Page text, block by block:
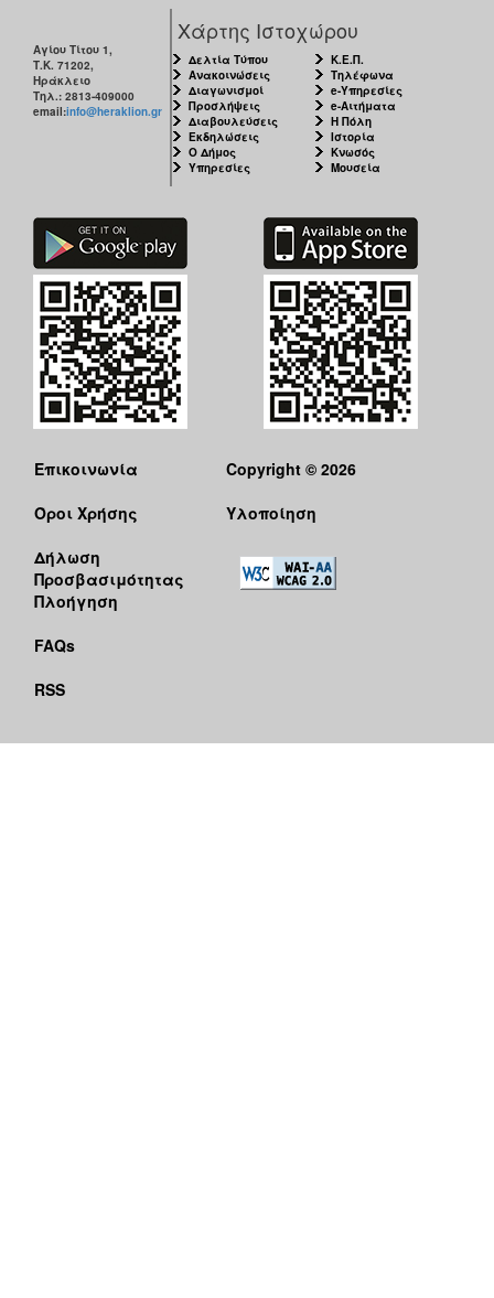
Αγίου Τίτου 1,
Τ.Κ. 71202,
Ηράκλειο
Τηλ.: 2813-409000
email:info@heraklion.gr
Χάρτης Ιστοχώρου
Δελτία Τύπου
Ανακοινώσεις
Διαγωνισμοί
Προσλήψεις
Διαβουλεύσεις
Εκδηλώσεις
Ο Δήμος
Υπηρεσίες
Κ.Ε.Π.
Τηλέφωνα
e-Υπηρεσίες
e-Αιτήματα
Η Πόλη
Ιστορία
Κνωσός
Μουσεία
Επικοινωνία
Όροι Χρήσης
Δήλωση
Προσβασιμότητας
Πλοήγηση
FAQs
RSS
Copyright © 2026
Υλοποίηση